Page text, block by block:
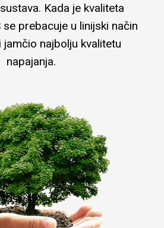
Kada je kvaliteta
se prebacuje u linijski način
jamčio najbolju kvalitetu
napajanja.